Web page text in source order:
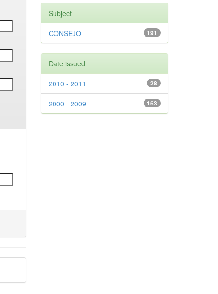
Subject
191
CONSEJO
Date issued
28
2010 - 2011
163
2000 - 2009